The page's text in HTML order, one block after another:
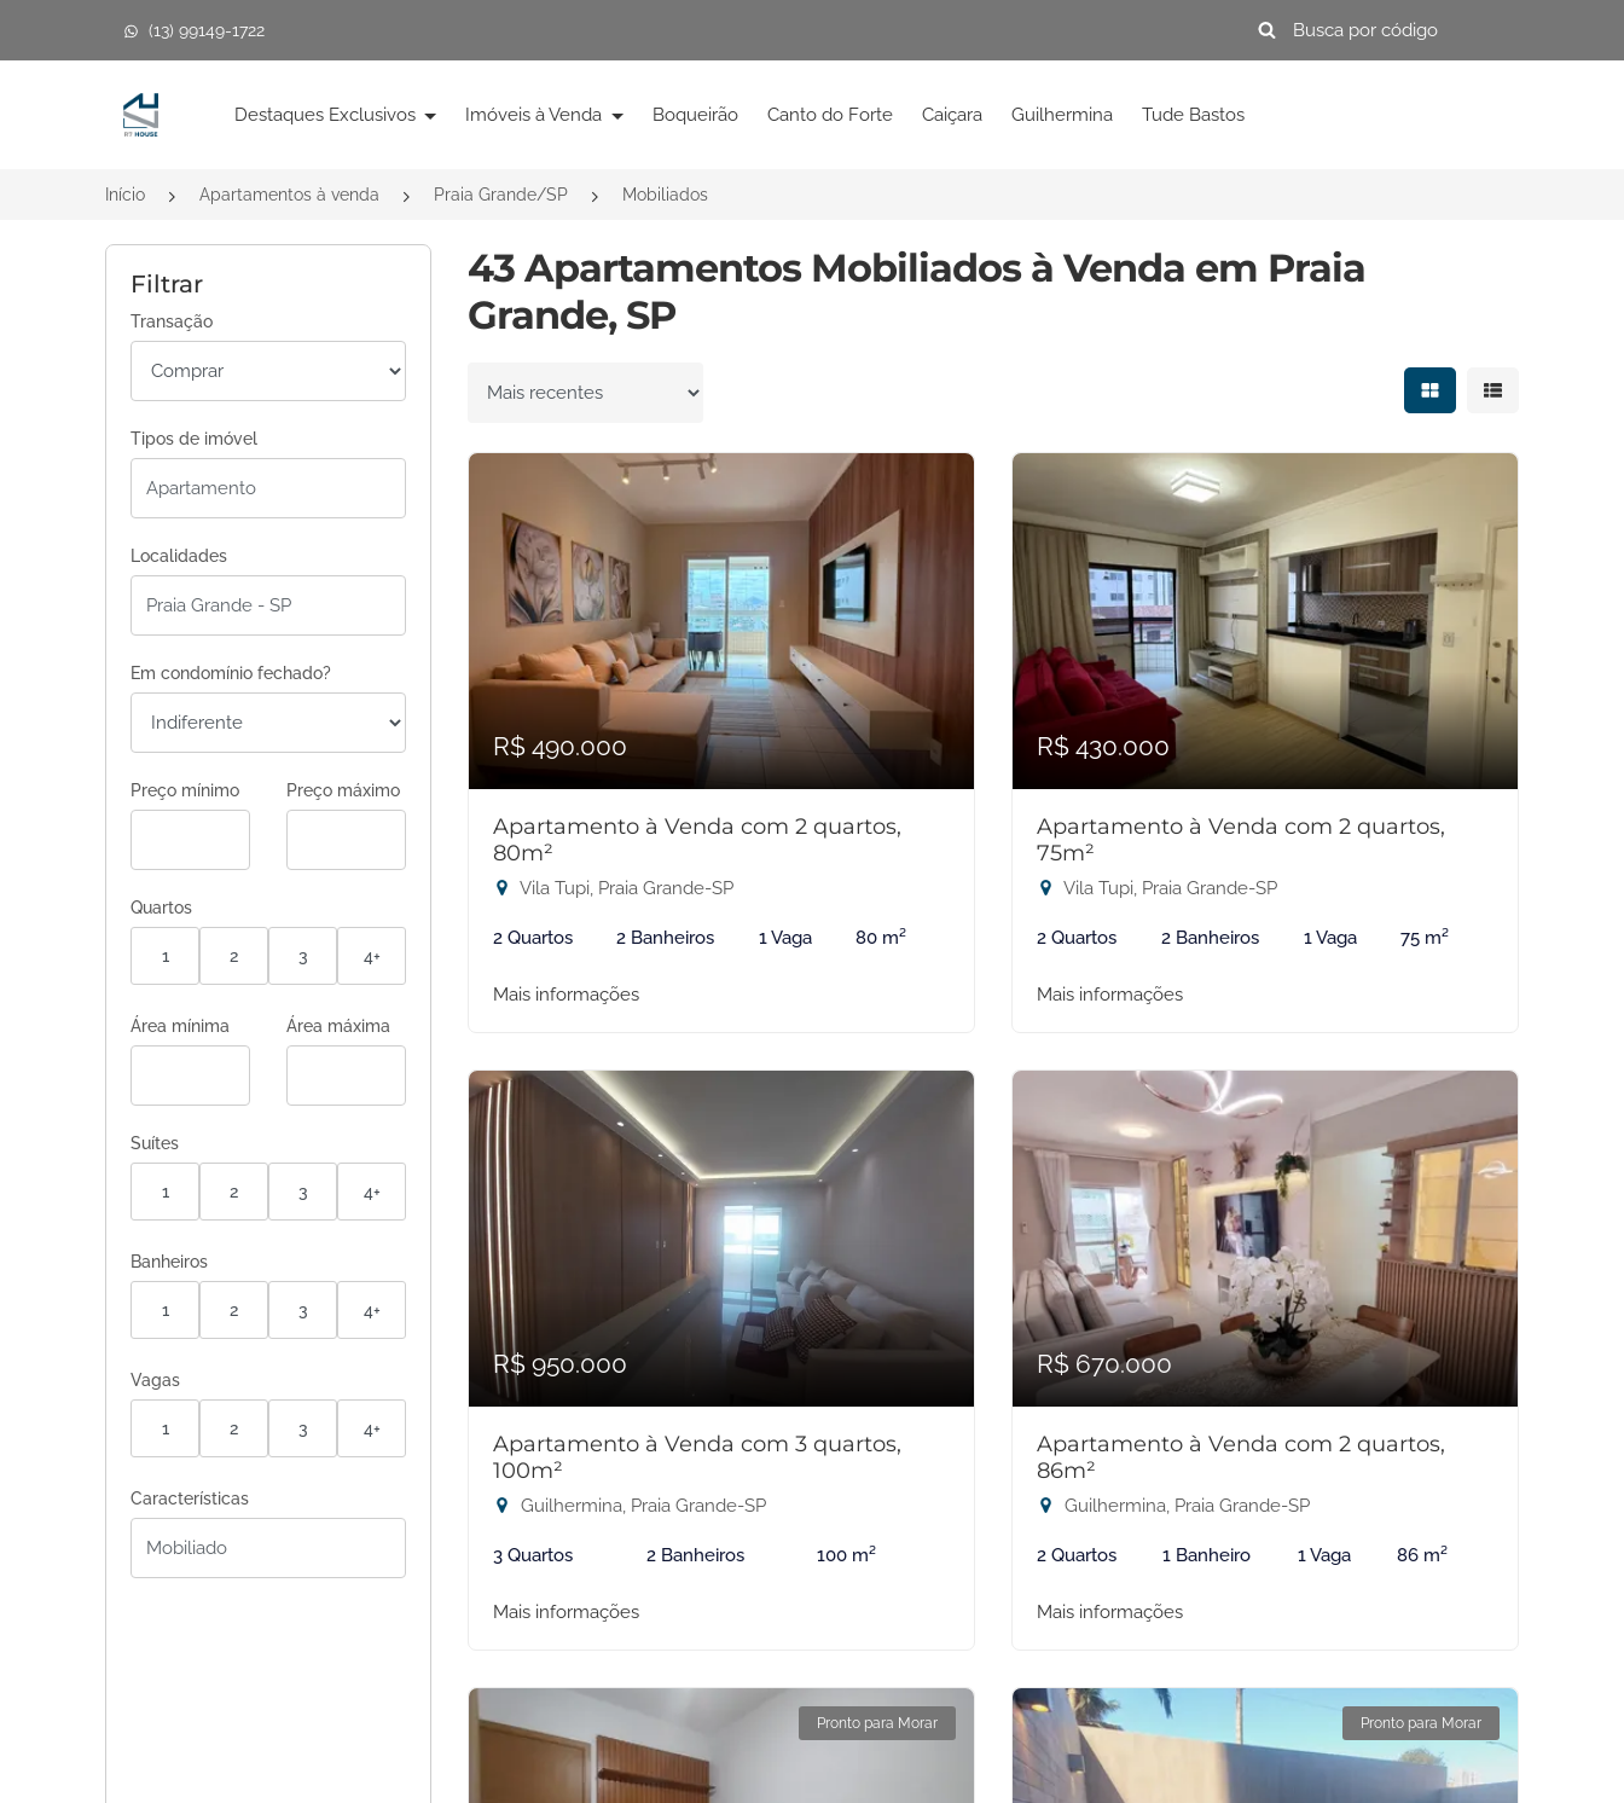
(13) 99149-1722
Página inicial
Destaques Exclusivos Imóveis à Venda Boqueirão Canto do Forte Caiçara Guilhermina Tude Bastos
Início Apartamentos à venda Praia Grande/SP Mobiliados
Filtrar
Transação
Tipos de imóvel
Localidades
Em condomínio fechado?
Preço mínimo Preço máximo
Quartos
1 2 3 4+
Área mínima Área máxima
Suítes
1 2 3 4+
Banheiros
1 2 3 4+
Vagas
1 2 3 4+
Características
43 Apartamentos Mobiliados à Venda em Praia
Grande, SP
Ordenar por Mostrar resultados
Mostrar
R$ 490.000
Apartamento à Venda com 2 quartos,
80m²
Vila Tupi, Praia Grande-SP
2 Quartos 2 Banheiros 1 Vaga 80 m²
Mais informações
R$ 430.000
Apartamento à Venda com 2 quartos,
75m²
Vila Tupi, Praia Grande-SP
2 Quartos 2 Banheiros 1 Vaga 75 m²
Mais informações
R$ 950.000
Apartamento à Venda com 3 quartos,
100m²
Guilhermina, Praia Grande-SP
3 Quartos 2 Banheiros 100 m²
Mais informações
R$ 670.000
Apartamento à Venda com 2 quartos,
86m²
Guilhermina, Praia Grande-SP
2 Quartos 1 Banheiro 1 Vaga 86 m²
Mais informações
Pronto para Morar Pronto para Morar